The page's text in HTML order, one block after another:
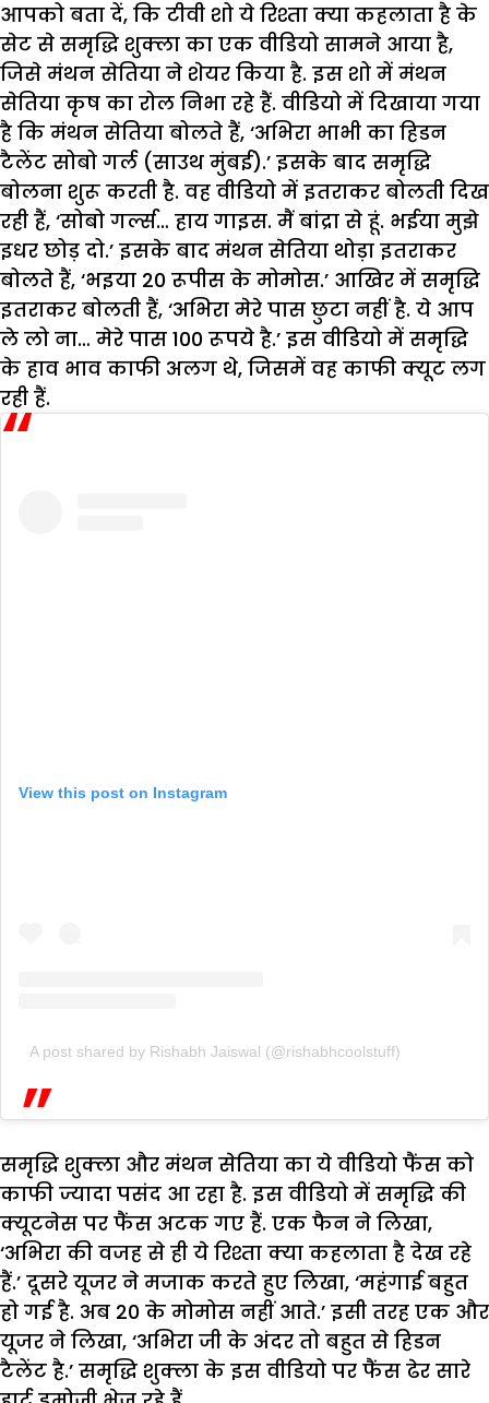
आपको बता दें, कि टीवी शो ये रिश्ता क्या कहलाता है के
सेट से समृद्धि शुक्ला का एक वीडियो सामने आया है,
जिसे मंथन सेतिया ने शेयर किया है. इस शो में मंथन
सेतिया कृष का रोल निभा रहे हैं. वीडियो में दिखाया गया
है कि मंथन सेतिया बोलते हैं, ‘अभिरा भाभी का हिडन
टैलेंट सोबो गर्ल (साउथ मुंबई).’ इसके बाद समृद्धि
बोलना शुरू करती है. वह वीडियो में इतराकर बोलती दिख
रही हैं, ‘सोबो गर्ल्स… हाय गाइस. मैं बांद्रा से हूं. भईया मुझे
इधर छोड़ दो.’ इसके बाद मंथन सेतिया थोड़ा इतराकर
बोलते हैं, ‘भइया 20 रूपीस के मोमोस.’ आखिर में समृद्धि
इतराकर बोलती हैं, ‘अभिरा मेरे पास छुटा नहीं है. ये आप
ले लो ना… मेरे पास 100 रूपये है.’ इस वीडियो में समृद्धि
के हाव भाव काफी अलग थे, जिसमें वह काफी क्यूट लग
रही हैं.
View this post on Instagram
A post shared by Rishabh Jaiswal (@rishabhcoolstuff)
समृद्धि शुक्ला और मंथन सेतिया का ये वीडियो फैंस को
काफी ज्यादा पसंद आ रहा है. इस वीडियो में समृद्धि की
क्यूटनेस पर फैंस अटक गए हैं. एक फैन ने लिखा,
‘अभिरा की वजह से ही ये रिश्ता क्या कहलाता है देख रहे
हैं.’ दूसरे यूजर ने मजाक करते हुए लिखा, ‘महंगाई बहुत
हो गई है. अब 20 के मोमोस नहीं आते.’ इसी तरह एक और
यूजर ने लिखा, ‘अभिरा जी के अंदर तो बहुत से हिडन
टैलेंट है.’ समृद्धि शुक्ला के इस वीडियो पर फैंस ढेर सारे